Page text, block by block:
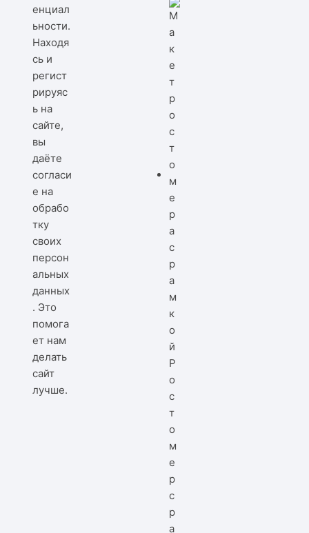
енциал
ьности.
Находя
сь и
регист
рируяс
ь на
сайте,
вы
даёте
согласи
е на
обрабо
тку
своих
персон
альных
данных
. Это
помога
ет нам
делать
сайт
лучше.
Р
о
с
т
о
м
е
р
с
р
а